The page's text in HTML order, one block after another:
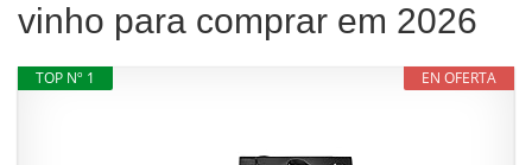
vinho para comprar em 2026
EN OFERTA
TOP Nº 1